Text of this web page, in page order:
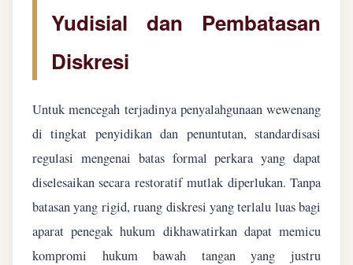
Yudisial dan Pembatasan
Diskresi
Untuk mencegah terjadinya penyalahgunaan wewenang
di tingkat penyidikan dan penuntutan, standardisasi
regulasi mengenai batas formal perkara yang dapat
diselesaikan secara restoratif mutlak diperlukan. Tanpa
batasan yang rigid, ruang diskresi yang terlalu luas bagi
aparat penegak hukum dikhawatirkan dapat memicu
kompromi hukum bawah tangan yang justru